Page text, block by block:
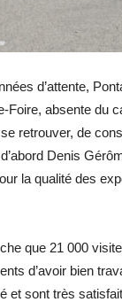
d’attente,
Foire, absente du
se retrouver, de
Denis
la qualité des
que 21 000
d’avoir bien
et sont très